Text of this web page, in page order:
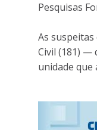
Pesquisas
As
Civil (181) —
unidade que